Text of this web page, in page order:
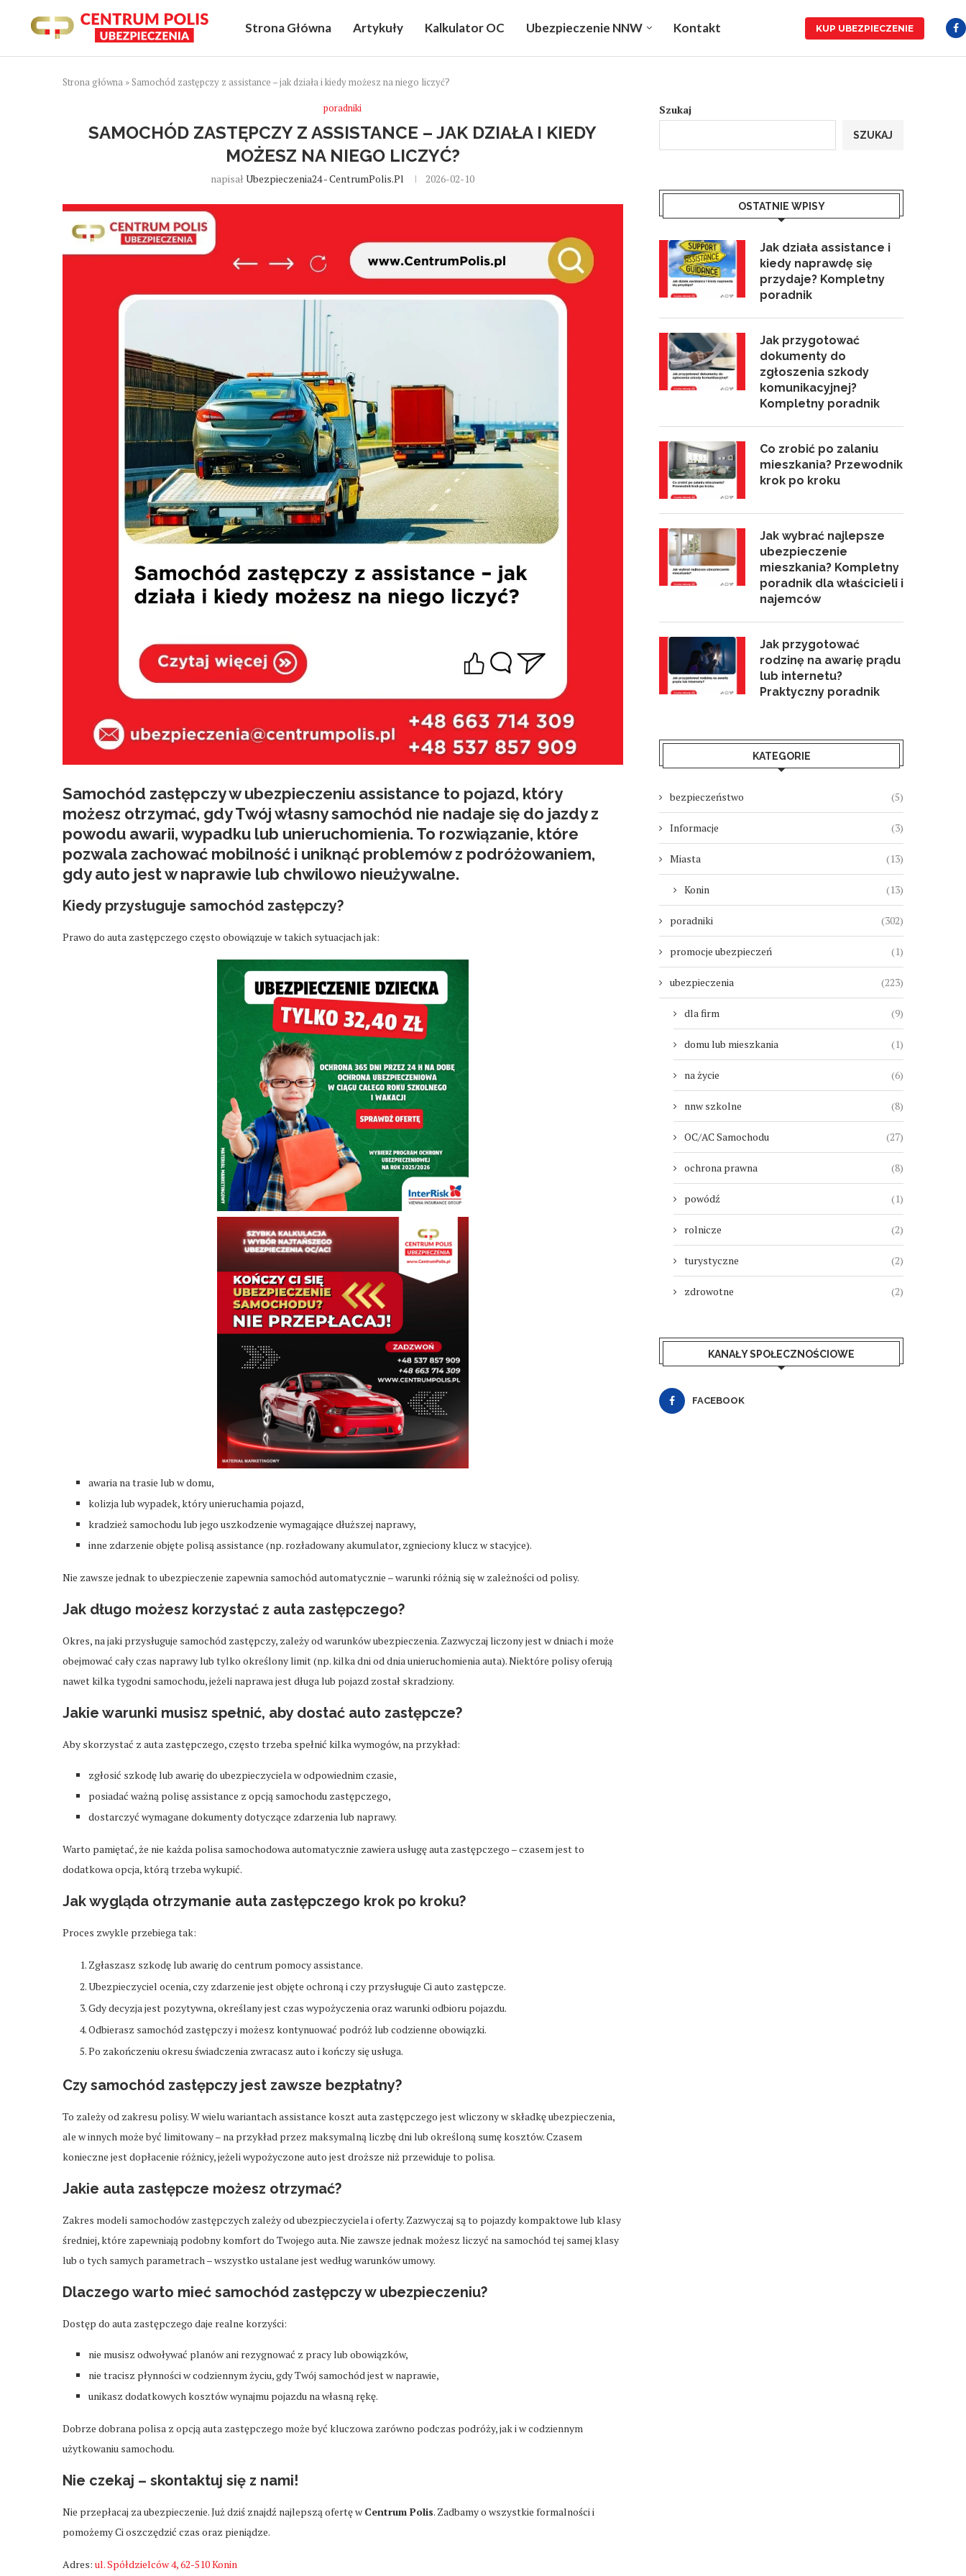
Strona Główna Artykuły Kalkulator OC Ubezpieczenie NNW Kontakt KUP UBEZPIECZENIE
Strona główna » Samochód zastępczy z assistance – jak działa i kiedy możesz na niego liczyć?
poradniki
SAMOCHÓD ZASTĘPCZY Z ASSISTANCE – JAK DZIAŁA I KIEDY
MOŻESZ NA NIEGO LICZYĆ?
napisałUbezpieczenia24 - CentrumPolis.pl 2026-02-10
Samochód zastępczy w ubezpieczeniu assistance to pojazd, który
możesz otrzymać, gdy Twój własny samochód nie nadaje się do jazdy z
powodu awarii, wypadku lub unieruchomienia. To rozwiązanie, które
pozwala zachować mobilność i uniknąć problemów z podróżowaniem,
gdy auto jest w naprawie lub chwilowo nieużywalne.
Kiedy przysługuje samochód zastępczy?
Prawo do auta zastępczego często obowiązuje w takich sytuacjach jak:
awaria na trasie lub w domu,
kolizja lub wypadek, który unieruchamia pojazd,
kradzież samochodu lub jego uszkodzenie wymagające dłuższej naprawy,
inne zdarzenie objęte polisą assistance (np. rozładowany akumulator, zgnieciony klucz w stacyjce).
Nie zawsze jednak to ubezpieczenie zapewnia samochód automatycznie – warunki różnią się w zależności od polisy.
Jak długo możesz korzystać z auta zastępczego?
Okres, na jaki przysługuje samochód zastępczy, zależy od warunków ubezpieczenia. Zazwyczaj liczony jest w dniach i może
obejmować cały czas naprawy lub tylko określony limit (np. kilka dni od dnia unieruchomienia auta). Niektóre polisy oferują
nawet kilka tygodni samochodu, jeżeli naprawa jest długa lub pojazd został skradziony.
Jakie warunki musisz spełnić, aby dostać auto zastępcze?
Aby skorzystać z auta zastępczego, często trzeba spełnić kilka wymogów, na przykład:
zgłosić szkodę lub awarię do ubezpieczyciela w odpowiednim czasie,
posiadać ważną polisę assistance z opcją samochodu zastępczego,
dostarczyć wymagane dokumenty dotyczące zdarzenia lub naprawy.
Warto pamiętać, że nie każda polisa samochodowa automatycznie zawiera usługę auta zastępczego – czasem jest to
dodatkowa opcja, którą trzeba wykupić.
Jak wygląda otrzymanie auta zastępczego krok po kroku?
Proces zwykle przebiega tak:
Zgłaszasz szkodę lub awarię do centrum pomocy assistance.
Ubezpieczyciel ocenia, czy zdarzenie jest objęte ochroną i czy przysługuje Ci auto zastępcze.
Gdy decyzja jest pozytywna, określany jest czas wypożyczenia oraz warunki odbioru pojazdu.
Odbierasz samochód zastępczy i możesz kontynuować podróż lub codzienne obowiązki.
Po zakończeniu okresu świadczenia zwracasz auto i kończy się usługa.
Czy samochód zastępczy jest zawsze bezpłatny?
To zależy od zakresu polisy. W wielu wariantach assistance koszt auta zastępczego jest wliczony w składkę ubezpieczenia,
ale w innych może być limitowany – na przykład przez maksymalną liczbę dni lub określoną sumę kosztów. Czasem
konieczne jest dopłacenie różnicy, jeżeli wypożyczone auto jest droższe niż przewiduje to polisa.
Jakie auta zastępcze możesz otrzymać?
Zakres modeli samochodów zastępczych zależy od ubezpieczyciela i oferty. Zazwyczaj są to pojazdy kompaktowe lub klasy
średniej, które zapewniają podobny komfort do Twojego auta. Nie zawsze jednak możesz liczyć na samochód tej samej klasy
lub o tych samych parametrach – wszystko ustalane jest według warunków umowy.
Dlaczego warto mieć samochód zastępczy w ubezpieczeniu?
Dostęp do auta zastępczego daje realne korzyści:
nie musisz odwoływać planów ani rezygnować z pracy lub obowiązków,
nie tracisz płynności w codziennym życiu, gdy Twój samochód jest w naprawie,
unikasz dodatkowych kosztów wynajmu pojazdu na własną rękę.
Dobrze dobrana polisa z opcją auta zastępczego może być kluczowa zarówno podczas podróży, jak i w codziennym
użytkowaniu samochodu.
Nie czekaj – skontaktuj się z nami!
Nie przepłacaj za ubezpieczenie. Już dziś znajdź najlepszą ofertę wCentrum Polis. Zadbamy o wszystkie formalności i
pomożemy Ci oszczędzić czas oraz pieniądze.
Adres: ul. Spółdzielców 4, 62-510 Konin
Szukaj
SZUKAJ
OSTATNIE WPISY
Jak działa assistance i
kiedy naprawdę się
przydaje? Kompletny
poradnik
Jak przygotować
dokumenty do
zgłoszenia szkody
komunikacyjnej?
Kompletny poradnik
Co zrobić po zalaniu
mieszkania? Przewodnik
krok po kroku
Jak wybrać najlepsze
ubezpieczenie
mieszkania? Kompletny
poradnik dla właścicieli i
najemców
Jak przygotować
rodzinę na awarię prądu
lub internetu?
Praktyczny poradnik
KATEGORIE
bezpieczeństwo (5)
Informacje (3)
Miasta (13)
Konin (13)
poradniki (302)
promocje ubezpieczeń (1)
ubezpieczenia (223)
dla firm (9)
domu lub mieszkania (1)
na życie (6)
nnw szkolne (8)
OC/AC Samochodu (27)
ochrona prawna (8)
powódź (1)
rolnicze (2)
turystyczne (2)
zdrowotne (2)
KANAŁY SPOŁECZNOŚCIOWE
FACEBOOK